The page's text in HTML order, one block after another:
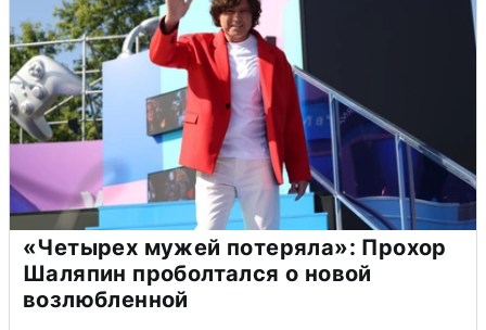
«Четырех мужей потеряла»: Прохор
Шаляпин проболтался о новой
возлюбленной